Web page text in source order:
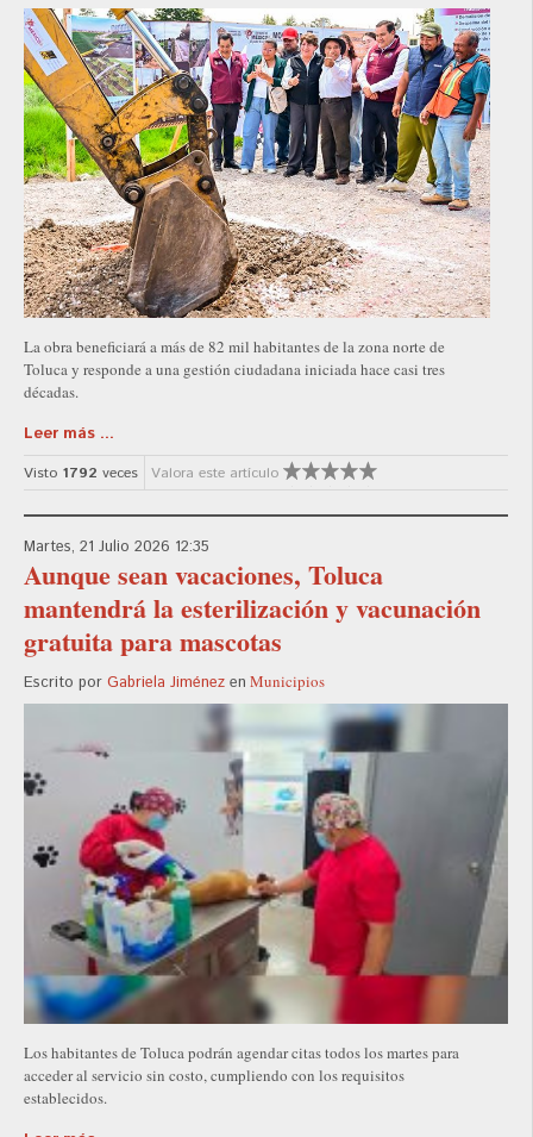
La obra beneficiará a más de 82 mil habitantes de la zona norte de
Toluca y responde a una gestión ciudadana iniciada hace casi tres
décadas.
Leer más ...
Visto 1792 veces Valora este artículo
Martes, 21 Julio 2026 12:35
Aunque sean vacaciones, Toluca
mantendrá la esterilización y vacunación
gratuita para mascotas
Escrito por Gabriela Jiménez en Municipios
Los habitantes de Toluca podrán agendar citas todos los martes para
acceder al servicio sin costo, cumpliendo con los requisitos
establecidos.